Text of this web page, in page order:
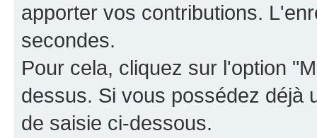
apporter vos contributions.
secondes.
Pour cela, cliquez sur l'option
dessus. Si vous possédez déjà
de saisie ci-dessous.